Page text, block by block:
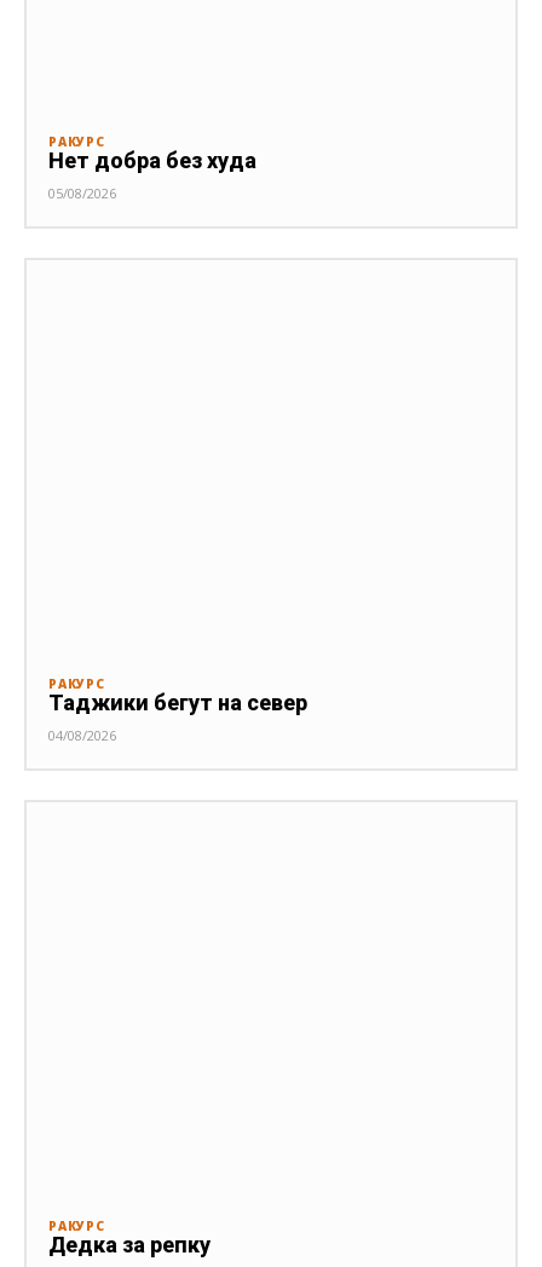
РАКУРС
Нет добра без худа
05/08/2026
РАКУРС
Таджики бегут на север
04/08/2026
РАКУРС
Дедка за репку